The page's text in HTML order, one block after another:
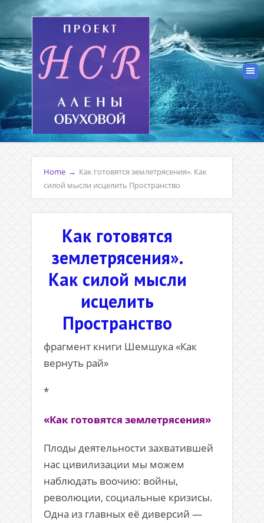
Home → Как готовятся землетрясения». Как
силой мысли исцелить Пространство
Как готовятся
землетрясения».
Как силой мысли
исцелить
Пространство
фрагмент книги Шемшука «Как
вернуть рай»
*
«Как готовятся землетрясения»
Плоды деятельности захватившей
нас цивилизации мы можем
наблюдать воочию: войны,
революции, социальные кризисы.
Одна из главных её диверсий —